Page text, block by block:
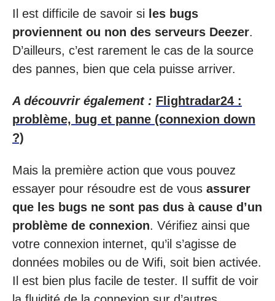
Il est difficile de savoir si les bugs
proviennent ou non des serveurs Deezer.
D’ailleurs, c’est rarement le cas de la source
des pannes, bien que cela puisse arriver.
A découvrir également : Flightradar24 :
problème, bug et panne (connexion down
?)
Mais la première action que vous pouvez
essayer pour résoudre est de vous assurer
que les bugs ne sont pas dus à cause d’un
problème de connexion. Vérifiez ainsi que
votre connexion internet, qu’il s’agisse de
données mobiles ou de Wifi, soit bien activée.
Il est bien plus facile de tester. Il suffit de voir